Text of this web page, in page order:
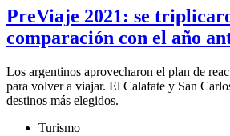
PreViaje 2021: se
comparación con el año
Los argentinos aprovecharon el plan de
para volver a viajar. El Calafate y San
destinos más elegidos.
Turismo